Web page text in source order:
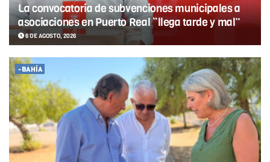
La convocatoria de subvenciones municipales a
asociaciones en Puerto Real “llega tarde y mal”
6 DE AGOSTO, 2026
-BAHÍA